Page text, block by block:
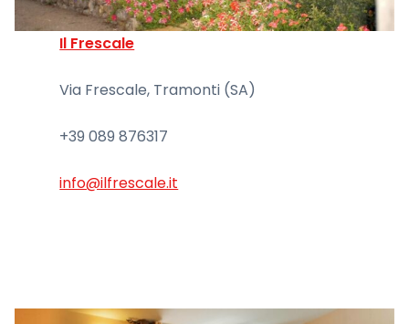
Il Frescale
Via Frescale, Tramonti (SA)
+39 089 876317
info@ilfrescale.it